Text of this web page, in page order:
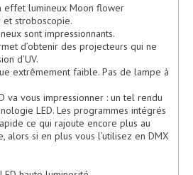
Filtres Passifs
Amplis Guitare
Pavillons Pour Enceinte
Pour Enceintes
Audio & Sources
effet lumineux Moon flower
stroboscopie.
sont impressionnants.
d’obtenir des projecteurs qui ne
d’UV.
extrêmement faible. Pas de lampe à
va vous impressionner : un tel rendu
LED. Les programmes intégrés
ce qui rajoute encore plus au
alors si en plus vous l’utilisez en DMX